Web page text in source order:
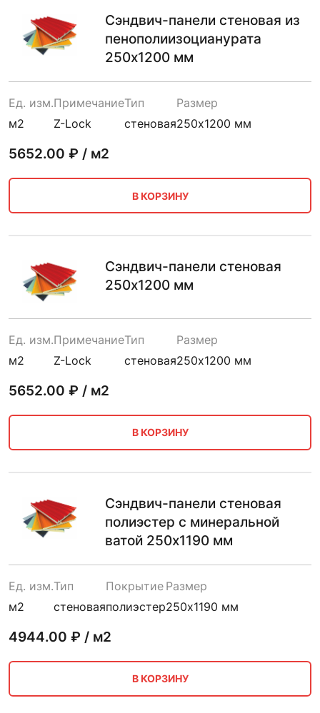
Сэндвич-панели стеновая из
пенополиизоцианурата
250х1200 мм
Ед. изм.
м2
Примечание
Z-Lock
Тип
стеновая
Размер
250х1200 мм
5652.00 ₽ / м2
В КОРЗИНУ
Сэндвич-панели стеновая
250х1200 мм
Ед. изм.
м2
Примечание
Z-Lock
Тип
стеновая
Размер
250х1200 мм
5652.00 ₽ / м2
В КОРЗИНУ
Сэндвич-панели стеновая
полиэстер с минеральной
ватой 250х1190 мм
Ед. изм.
м2
Тип
стеновая
Покрытие
полиэстер
Размер
250х1190 мм
4944.00 ₽ / м2
В КОРЗИНУ